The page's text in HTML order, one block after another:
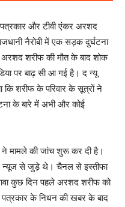
और टीवी एंकर अरशद
नैरोबी में एक सड़क दुर्घटना
अरशद शरीफ की मौत के बाद शोक
पर बाढ़ सी आ गई है। द न्यू
शरीफ के परिवार के सूत्रों ने
के बारे में अभी और कोई
ने मामले की जांच शुरू कर दी है।
न्यूज से जुड़े थे। चैनल से इस्तीफा
कुछ दिन पहले अरशद शरीफ को
के निधन की खबर के बाद